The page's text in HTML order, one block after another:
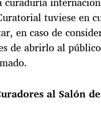
tuviese en
en caso de
de abrirlo al
al Salón